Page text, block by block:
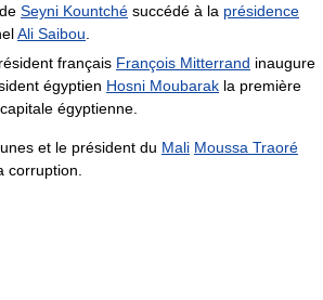
Seyni Kountché succédé à la présidence
Ali Saibou
français François Mitterrand inaugure
égyptien Hosni Moubarak la première
égyptienne.
et le président du Mali Moussa Traoré
corruption.